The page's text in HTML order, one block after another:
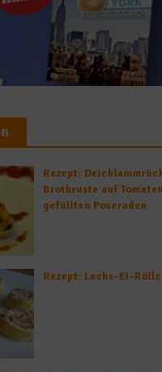
Rezept:
Brotkruste auf
gefüllten Poveraden
Rezept: Lachs-Ei-